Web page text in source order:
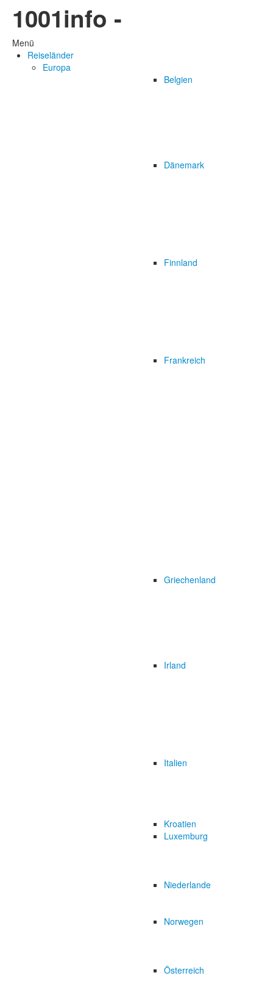
1001info -
Menü
Reiseländer
Europa
Belgien
Dänemark
Finnland
Frankreich
Griechenland
Irland
Italien
Kroatien
Luxemburg
Niederlande
Norwegen
Österreich